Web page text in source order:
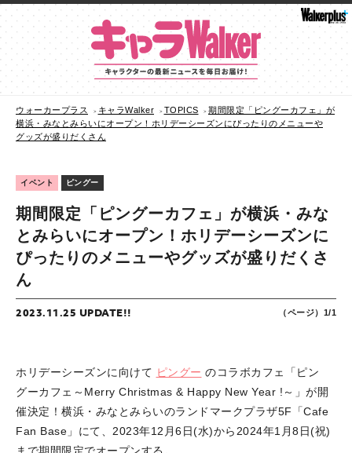
ウォーカープラス キャラWalker TOPICS
期間限定「ピングーカフェ」が
横浜・みなとみらいにオープン！ホリデーシーズンにぴったりのメニューや
グッズが盛りだくさん
イベント ピングー
期間限定「ピングーカフェ」が横浜・みな
とみらいにオープン！ホリデーシーズンに
ぴったりのメニューやグッズが盛りだくさ
ん
2023.11.25 UPDATE!! （ページ）1/1
ホリデーシーズンに向けて ピングー のコラボカフェ「ピン
グーカフェ～Merry Christmas & Happy New Year !～」が開
催決定！横浜・みなとみらいのランドマークプラザ5F「Cafe
Fan Base」にて、2023年12月6日(水)から2024年1月8日(祝)
まで期間限定でオープンする。